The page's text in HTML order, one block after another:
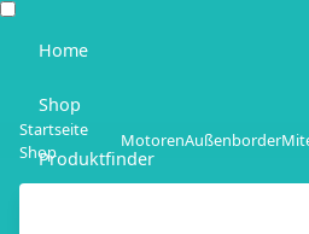
Home
Shop
Produktfinder
Startseite
Shop
MotorenAußenborder